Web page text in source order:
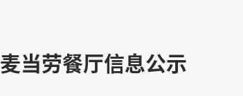
麦当劳餐厅信息公示